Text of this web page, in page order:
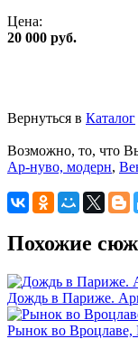
Цена:
20 000 руб.
Вернуться в Каталог
Возможно, то, что
Ар-нуво, модерн,
Похожие
Дождь в Париже.
Рынок во Вроцлаве,